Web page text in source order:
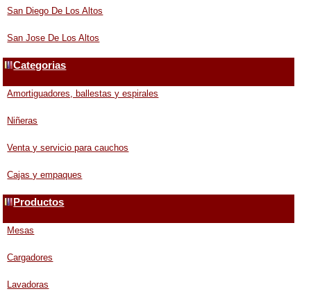
San Diego De Los Altos
San Jose De Los Altos
Categorias
Amortiguadores, ballestas y espirales
Niñeras
Venta y servicio para cauchos
Cajas y empaques
Productos
Mesas
Cargadores
Lavadoras